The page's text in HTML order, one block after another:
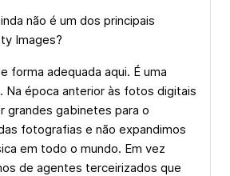
não é um dos principais
Images?
forma adequada aqui. É uma
Na época anterior às fotos digitais
grandes gabinetes para o
fotografias e não expandimos
em todo o mundo. Em vez
de agentes terceirizados que